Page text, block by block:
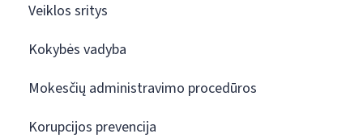
Veiklos sritys
Kokybės vadyba
Mokesčių administravimo procedūros
Korupcijos prevencija